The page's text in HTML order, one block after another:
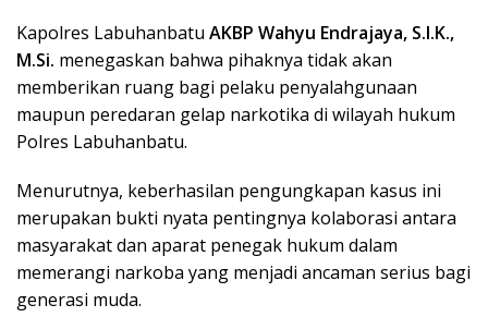
Kapolres Labuhanbatu AKBP Wahyu Endrajaya, S.I.K.,
M.Si. menegaskan bahwa pihaknya tidak akan
memberikan ruang bagi pelaku penyalahgunaan
maupun peredaran gelap narkotika di wilayah hukum
Polres Labuhanbatu.
Menurutnya, keberhasilan pengungkapan kasus ini
merupakan bukti nyata pentingnya kolaborasi antara
masyarakat dan aparat penegak hukum dalam
memerangi narkoba yang menjadi ancaman serius bagi
generasi muda.